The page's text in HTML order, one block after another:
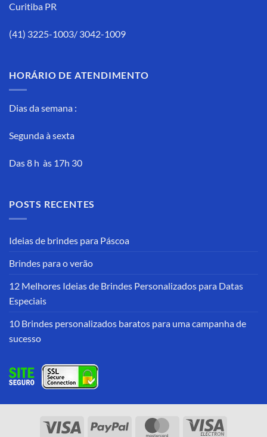
Curitiba PR
(41) 3225-1003/ 3042-1009
HORÁRIO DE ATENDIMENTO
Dias da semana :
Segunda à sexta
Das 8 h às 17h 30
POSTS RECENTES
Ideias de brindes para Páscoa
Brindes para o verão
12 Melhores Ideias de Brindes Personalizados para Datas
Especiais
10 Brindes personalizados baratos para uma campanha de
sucesso